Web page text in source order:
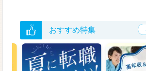
おすすめ特集